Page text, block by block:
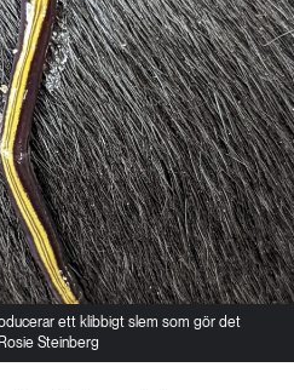
ett klibbigt slem som gör det
Steinberg